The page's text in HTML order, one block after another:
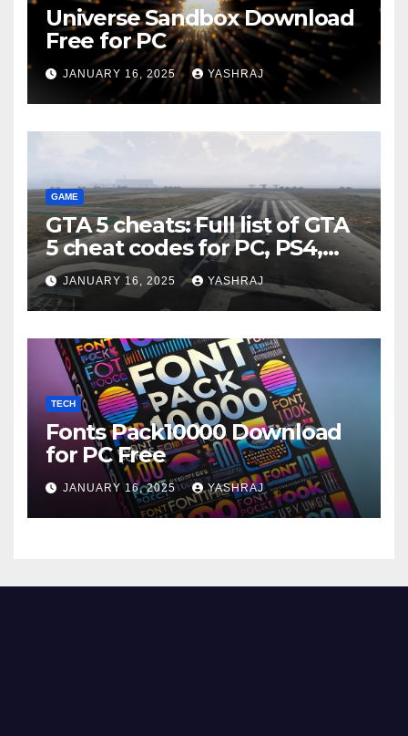
Universe Sandbox Download
Free for PC
JANUARY 16, 2025 YASHRAJ
GAME
GTA 5 cheats: Full list of GTA
5 cheat codes for PC, PS4,
Xbox consoles in PDF FORM
JANUARY 16, 2025 YASHRAJ
TECH
Fonts Pack10000 Download
for PC Free
JANUARY 16, 2025 YASHRAJ